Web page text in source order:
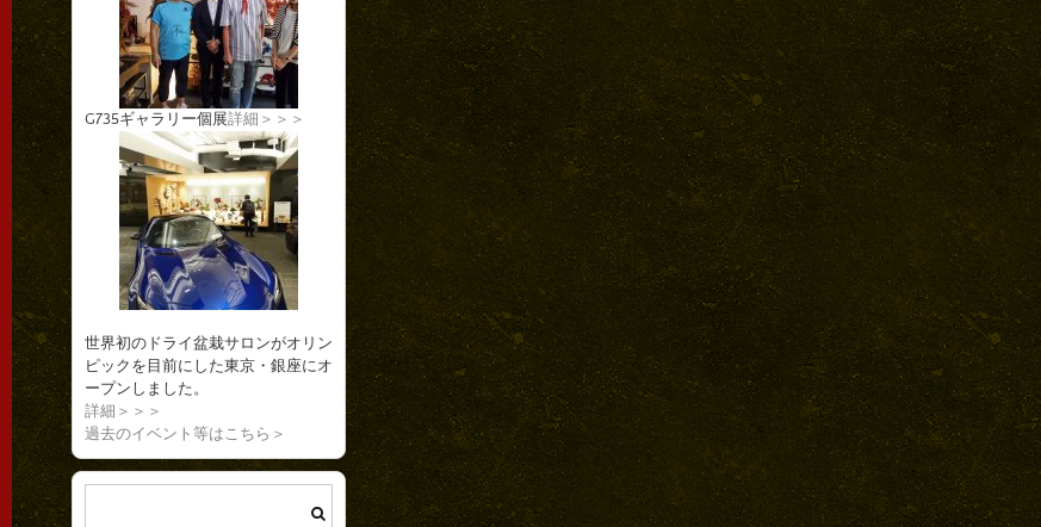
G735ギャラリー個展詳細＞＞＞
世界初のドライ盆栽サロンがオリン
ピックを目前にした東京・銀座にオ
ープンしました。
詳細＞＞＞
過去のイベント等はこちら＞